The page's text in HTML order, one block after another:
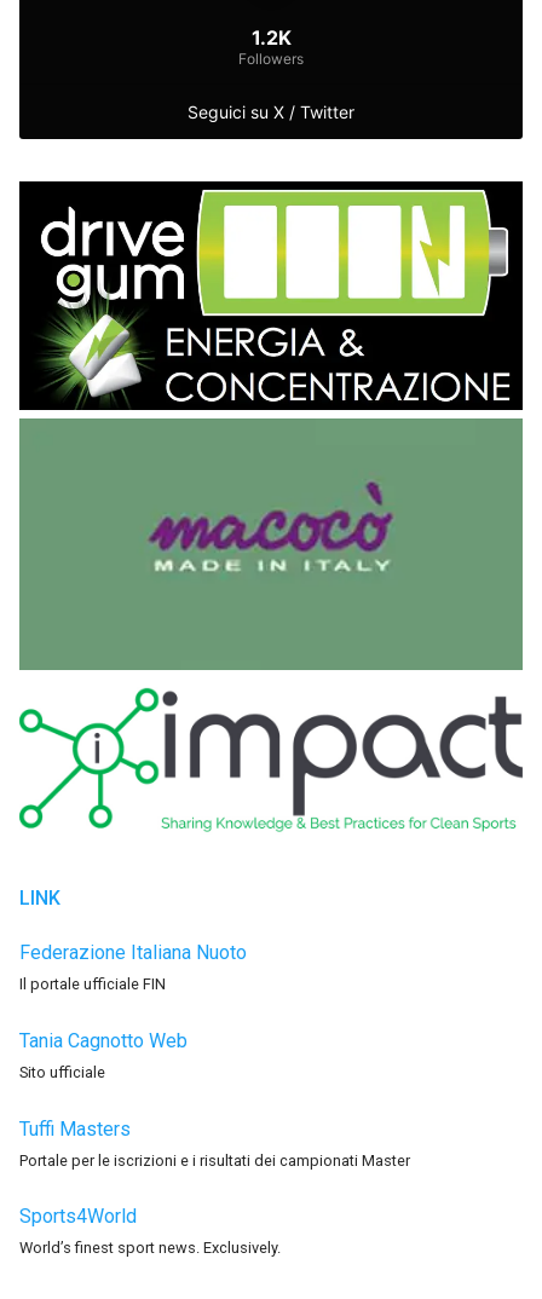
Seguici su X / Twitter
1.2K
Followers
LINK
Federazione Italiana Nuoto
Il portale ufficiale FIN
Tania Cagnotto Web
Sito ufficiale
Tuffi Masters
Portale per le iscrizioni e i risultati dei campionati Master
Sports4World
World’s finest sport news. Exclusively.